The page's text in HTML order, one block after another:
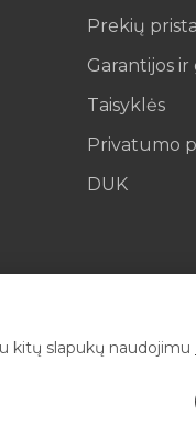
Prekių
Garantijos ir
Taisyklės
Privatumo
DUK
kitų slapukų naudojimu